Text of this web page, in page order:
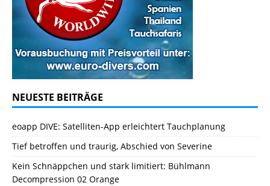
NEUESTE BEITRÄGE
eoapp DIVE: Satelliten-App erleichtert Tauchplanung
Tief betroffen und traurig, Abschied von Severine
Kein Schnäppchen und stark limitiert: Bühlmann
Decompression 02 Orange